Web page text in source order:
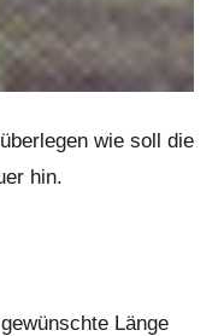
wie soll die
hin.
Länge